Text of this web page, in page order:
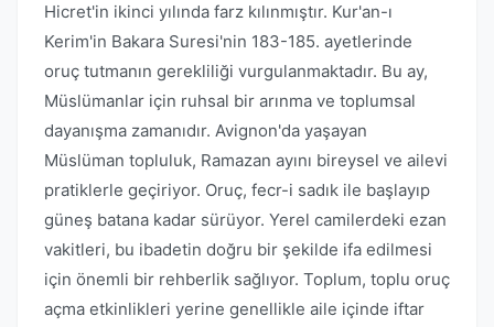
Hicret'in ikinci yılında farz kılınmıştır. Kur'an-ı
Kerim'in Bakara Suresi'nin 183-185. ayetlerinde
oruç tutmanın gerekliliği vurgulanmaktadır. Bu ay,
Müslümanlar için ruhsal bir arınma ve toplumsal
dayanışma zamanıdır. Avignon'da yaşayan
Müslüman topluluk, Ramazan ayını bireysel ve ailevi
pratiklerle geçiriyor. Oruç, fecr-i sadık ile başlayıp
güneş batana kadar sürüyor. Yerel camilerdeki ezan
vakitleri, bu ibadetin doğru bir şekilde ifa edilmesi
için önemli bir rehberlik sağlıyor. Toplum, toplu oruç
açma etkinlikleri yerine genellikle aile içinde iftar